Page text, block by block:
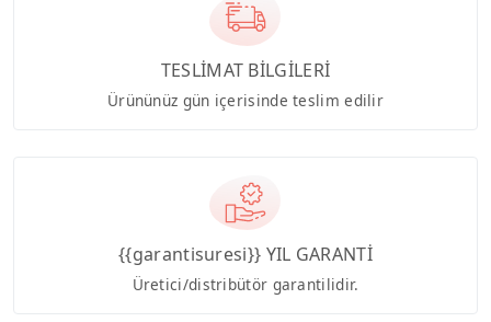
TESLİMAT BİLGİLERİ
Ürününüz gün içerisinde teslim edilir
{{garantisuresi}} YIL GARANTİ
Üretici/distribütör garantilidir.